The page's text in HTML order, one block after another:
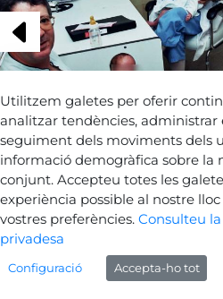
Sobre Gencat
Utilitzem galetes per oferir
analitzar tendències, administrar
seguiment dels moviments dels
informació demogràfica sobre la
conjunt. Accepteu totes les
experiència possible al nostre
vostres preferències. Consulteu
privadesa
Configuració Accepta-ho tot